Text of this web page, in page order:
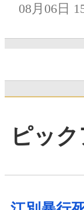
08月06日
ピッ